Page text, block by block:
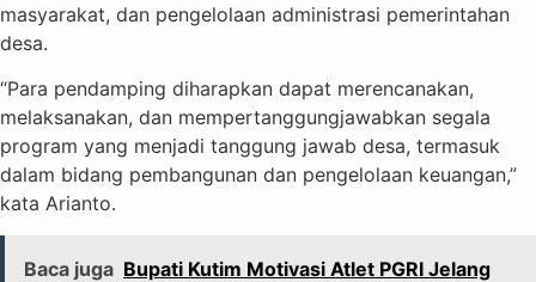
masyarakat, dan pengelolaan administrasi pemerintahan
desa.
“Para pendamping diharapkan dapat merencanakan,
melaksanakan, dan mempertanggungjawabkan segala
program yang menjadi tanggung jawab desa, termasuk
dalam bidang pembangunan dan pengelolaan keuangan,”
kata Arianto.
Baca juga Bupati Kutim Motivasi Atlet PGRI Jelang